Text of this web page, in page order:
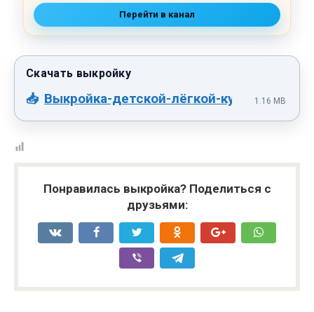
Перейти в канал
Выкройка-детской-лёгкой-куртки-1.16 MB
Понравилась выкройка? Поделиться с
друзьями: